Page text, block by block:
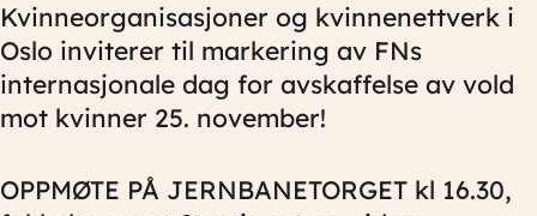
Kvinneorganisasjoner og kvinnenettverk i
Oslo inviterer til markering av FNs
internasjonale dag for avskaffelse av vold
mot kvinner 25. november!
OPPMØTE PÅ JERNBANETORGET kl 16.30,